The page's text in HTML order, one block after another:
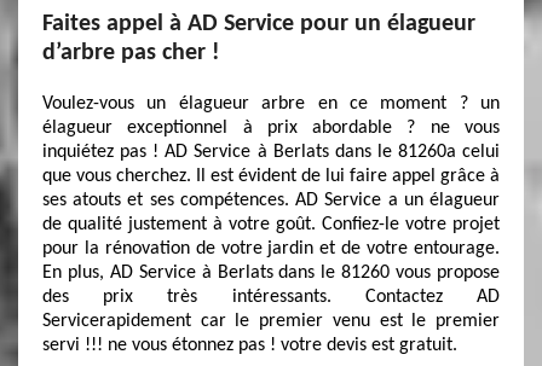
Faites appel à AD Service pour un élagueur
d’arbre pas cher !
Voulez-vous un élagueur arbre en ce moment ? un
élagueur exceptionnel à prix abordable ? ne vous
inquiétez pas ! AD Service à Berlats dans le 81260a celui
que vous cherchez. Il est évident de lui faire appel grâce à
ses atouts et ses compétences. AD Service a un élagueur
de qualité justement à votre goût. Confiez-le votre projet
pour la rénovation de votre jardin et de votre entourage.
En plus, AD Service à Berlats dans le 81260 vous propose
des prix très intéressants. Contactez AD
Servicerapidement car le premier venu est le premier
servi !!! ne vous étonnez pas ! votre devis est gratuit.